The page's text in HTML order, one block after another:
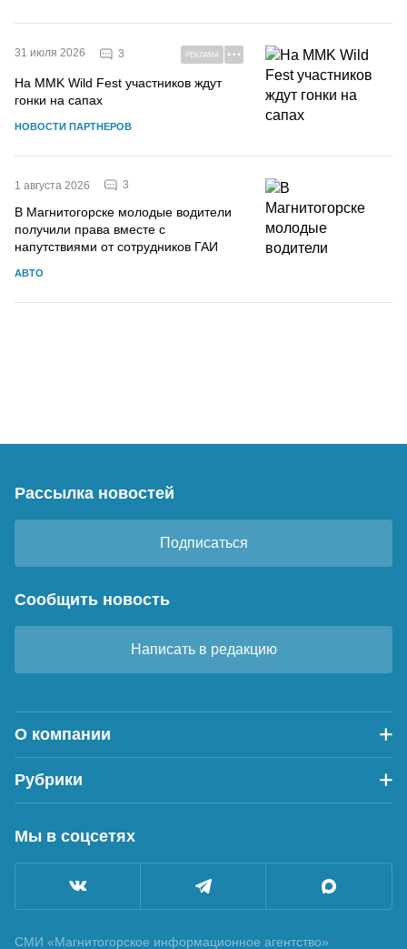
31 июля 2026 3 РЕКЛАМА
На MMK Wild Fest участников ждут
гонки на сапах
НОВОСТИ ПАРТНЕРОВ
1 августа 2026 3
В Магнитогорске молодые водители
получили права вместе с
напутствиями от сотрудников ГАИ
АВТО
Рассылка новостей
Подписаться
Сообщить новость
Написать в редакцию
О компании
Рубрики
Мы в соцсетях
СМИ «Магнитогорское информационное агентство»